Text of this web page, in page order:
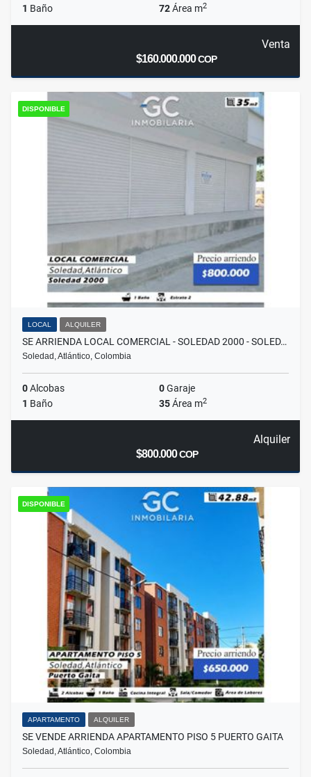
1 Baño 72Área m2
Venta
$160.000.000COP
DISPONIBLE
LOCAL ALQUILER
SE ARRIENDA LOCAL COMERCIAL - SOLEDAD 2000 - SOLED…
Soledad, Atlántico, Colombia
0Alcobas 0Garaje
1 Baño 35Área m2
Alquiler
$800.000COP
DISPONIBLE
APARTAMENTO ALQUILER
SE VENDE ARRIENDA APARTAMENTO PISO 5 PUERTO GAITA
Soledad, Atlántico, Colombia